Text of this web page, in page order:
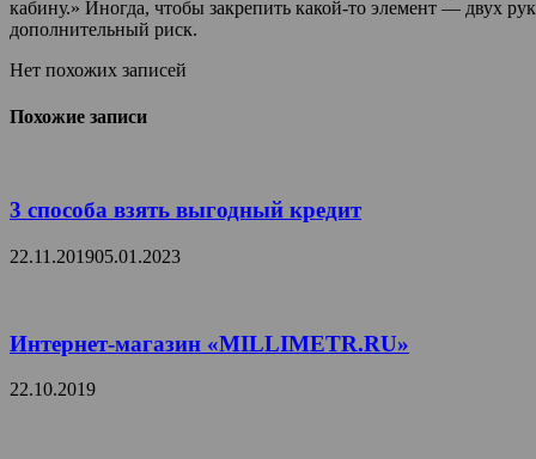
кабину.» Иногда, чтобы закрепить какой-то элемент — двух
дополнительный риск.
Нет похожих записей
Похожие записи
3 способа взять выгодный кредит
22.11.201905.01.2023
Интернет-магазин «MILLIMETR.RU»
22.10.2019